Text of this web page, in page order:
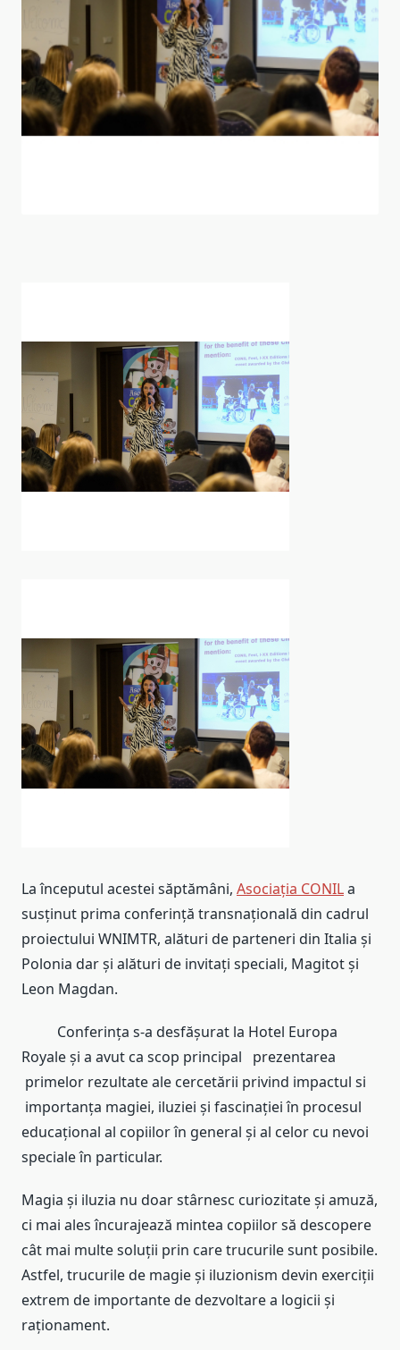
La începutul acestei săptămâni, Asociația CONILa
susținut prima conferință transnațională din cadrul
proiectului WNIMTR, alături de parteneri din Italia și
Polonia dar și alături de invitați speciali, Magitot și
Leon Magdan.
Conferința s-a desfășurat la Hotel Europa
Royale și a avut ca scop principal prezentarea
primelor rezultate ale cercetării privind impactul si
importanța magiei, iluziei și fascinației în procesul
educațional al copiilor în general și al celor cu nevoi
speciale în particular.
Magia și iluzia nu doar stârnesc curiozitate și amuză,
ci mai ales încurajează mintea copiilor să descopere
cât mai multe soluții prin care trucurile sunt posibile.
Astfel, trucurile de magie și iluzionism devin exerciții
extrem de importante de dezvoltare a logicii și
raționament.